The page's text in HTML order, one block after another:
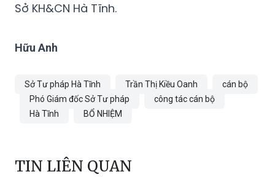
Sở KH&CN Hà Tĩnh.
Hữu Anh
Sở Tư pháp Hà Tĩnh Trần Thị Kiều Oanh
cán bộ
Phó Giám đốc Sở Tư pháp
công tác cán bộ
Hà Tĩnh
BỔ NHIỆM
TIN LIÊN QUAN